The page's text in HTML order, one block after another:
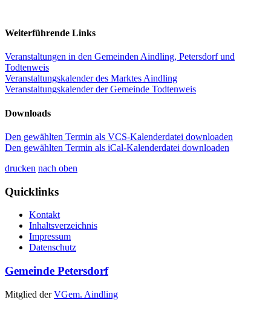
Weiterführende Links
Veranstaltungen in den Gemeinden Aindling, Petersdorf und
Todtenweis
Veranstaltungskalender des Marktes Aindling
Veranstaltungskalender der Gemeinde Todtenweis
Downloads
Den gewählten Termin als VCS-Kalenderdatei downloaden
Den gewählten Termin als iCal-Kalenderdatei downloaden
drucken nach oben
Quicklinks
Kontakt
Inhaltsverzeichnis
Impressum
Datenschutz
Gemeinde Petersdorf
Mitglied derVGem. Aindling